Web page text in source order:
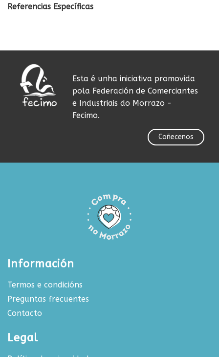
Referencias Específicas
Esta é unha iniciativa promovida
pola Federación de Comerciantes
e Industriais do Morrazo -
Fecimo.
Coñecenos
Información
Termos e condicións
Preguntas frecuentes
Contacto
Legal